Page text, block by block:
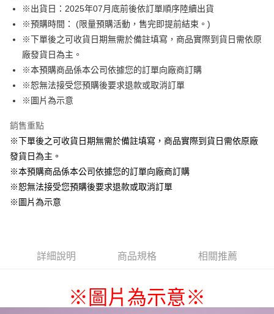
Apple Pay
悠遊付
Google Pay
ATM付款
貨到付款
運送方式
全家取貨付款
每筆NT$65，滿NT$1,300(含以上)免運費
付款後全家取貨
每筆NT$65，滿NT$1,300(含以上)免運費
7-11取貨付款
※出貨日：2025年07月底前後依訂單順序陸續出貨
※預購時間： (限量預購活動，售完即提前結束。)
※下單後之可收貨日期無需於備註填寫，商品實際到貨日需依原
廠發貨日為主。
※本預購商品係本公司依據您的訂單向廠商訂購
※恕無法接受您預購後要求退款或取消訂單
※圖片為示意
銷售重點
※下單後之可收貨日期無需於備註填寫，商品實際到貨日需依原廠
發貨日為主。
※本預購商品係本公司依據您的訂單向廠商訂購
※恕無法接受您預購後要求退款或取消訂單
※圖片為示意
詳細說明 商品規格 相關推薦
※圖片為示意※